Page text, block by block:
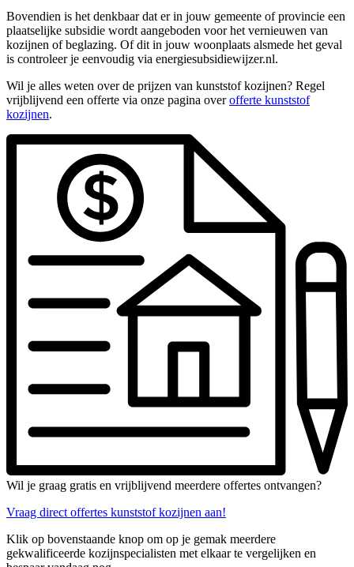
Bovendien is het denkbaar dat er in jouw gemeente of provincie een
plaatselijke subsidie wordt aangeboden voor het vernieuwen van
kozijnen of beglazing. Of dit in jouw woonplaats alsmede het geval
is controleer je eenvoudig via energiesubsidiewijzer.nl.
Wil je alles weten over de prijzen van kunststof kozijnen? Regel
vrijblijvend een offerte via onze pagina overofferte kunststof
kozijnen.
Wil je graag gratis en vrijblijvend meerdere offertes ontvangen?
Vraag direct offertes kunststof kozijnen aan!
Klik op bovenstaande knop om op je gemak meerdere
gekwalificeerde kozijnspecialisten met elkaar te vergelijken en